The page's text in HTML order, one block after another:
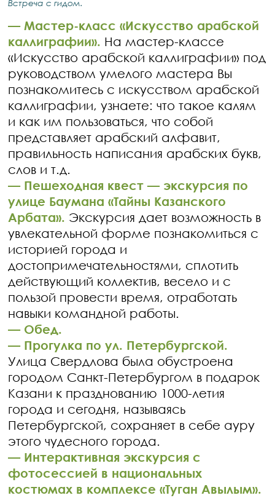
Встреча с гидом.
—Мастер-класс «Искусство арабской
каллиграфии». На мастер-классе
«Искусство арабской каллиграфии» под
руководством умелого мастера Вы
познакомитесь с искусством арабской
каллиграфии, узнаете: что такое калям
и как им пользоваться, что собой
представляет арабский алфавит,
правильность написания арабских букв,
слов и т.д.
— Пешеходная квест — экскурсия по
улице Баумана «Тайны Казанского
Арбата». Экскурсия дает возможность в
увлекательной форме познакомиться с
историей города и
достопримечательностями, сплотить
действующий коллектив, весело и с
пользой провести время, отработать
навыки командной работы.
— Обед.
— Прогулка по ул. Петербургской.
Улица Свердлова была обустроена
городом Санкт-Петербургом в подарок
Казани к празднованию 1000-летия
города и сегодня, называясь
Петербургской, сохраняет в себе ауру
этого чудесного города.
— Интерактивная экскурсия с
фотосессией в национальных
костюмах в комплексе «Туган Авылым».